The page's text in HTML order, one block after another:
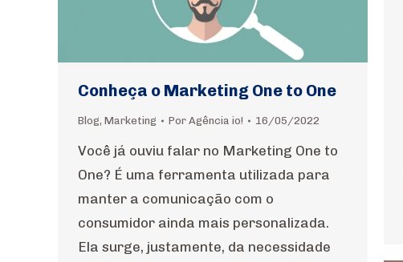
Conheça o Marketing One to One
Blog, Marketing Por Agência io! 16/05/2022
Você já ouviu falar no Marketing One to
One? É uma ferramenta utilizada para
manter a comunicação com o
consumidor ainda mais personalizada.
Ela surge, justamente, da necessidade